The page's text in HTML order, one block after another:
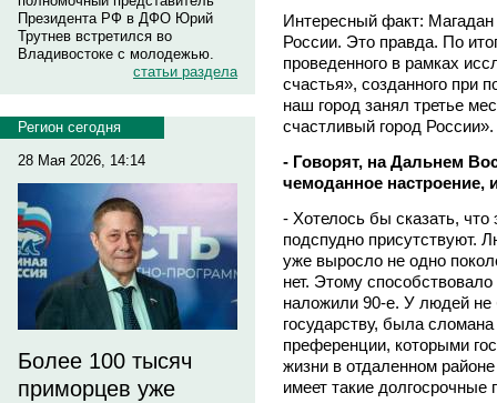
Президента РФ в ДФО Юрий
Трутнев встретился во
Владивостоке с молодежью.
статьи раздела
Регион сегодня
28 Мая 2026, 14:14
Более 100 тысяч
приморцев уже
Интересный факт:
России. Это правда. По
проведенного в рамках
счастья», созданного при
наш город занял третье
счастливый город России».
- Говорят, на Дальнем
чемоданное
- Хотелось бы сказать, что
подспудно присутствуют.
уже выросло не одно
нет. Этому
наложили 90-е. У людей
государству, была
преференции, которыми
жизни в отдаленном
имеет такие